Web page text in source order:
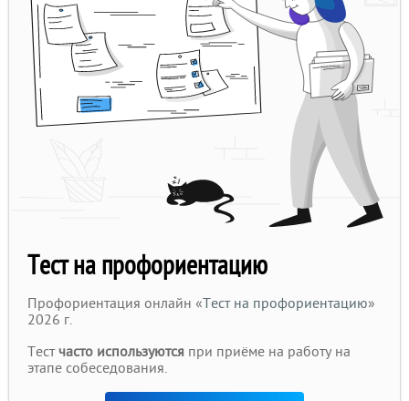
Тест на профориентацию
Профориентация онлайн «Тест на профориентацию»
2026 г.
Тестчасто используются при приёме на работу на
этапе собеседования.